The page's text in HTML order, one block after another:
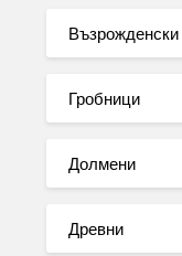
Възрожденски
Гробници
Долмени
Древни